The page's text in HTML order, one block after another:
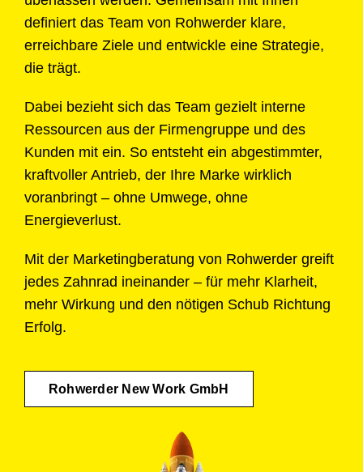
definiert das Team von Rohwerder klare,
erreichbare Ziele und entwickle eine Strategie,
die trägt.
Dabei bezieht sich das Team gezielt interne
Ressourcen aus der Firmengruppe und des
Kunden mit ein. So entsteht ein abgestimmter,
kraftvoller Antrieb, der Ihre Marke wirklich
voranbringt – ohne Umwege, ohne
Energieverlust.
Mit der Marketingberatung von Rohwerder greift
jedes Zahnrad ineinander – für mehr Klarheit,
mehr Wirkung und den nötigen Schub Richtung
Erfolg.
Rohwerder New Work GmbH